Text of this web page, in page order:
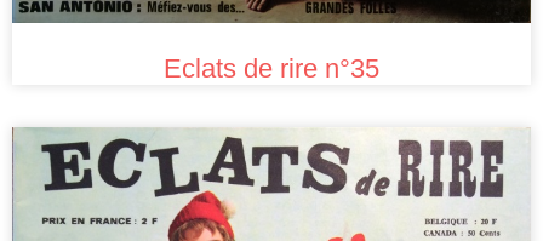
Eclats de rire n°35